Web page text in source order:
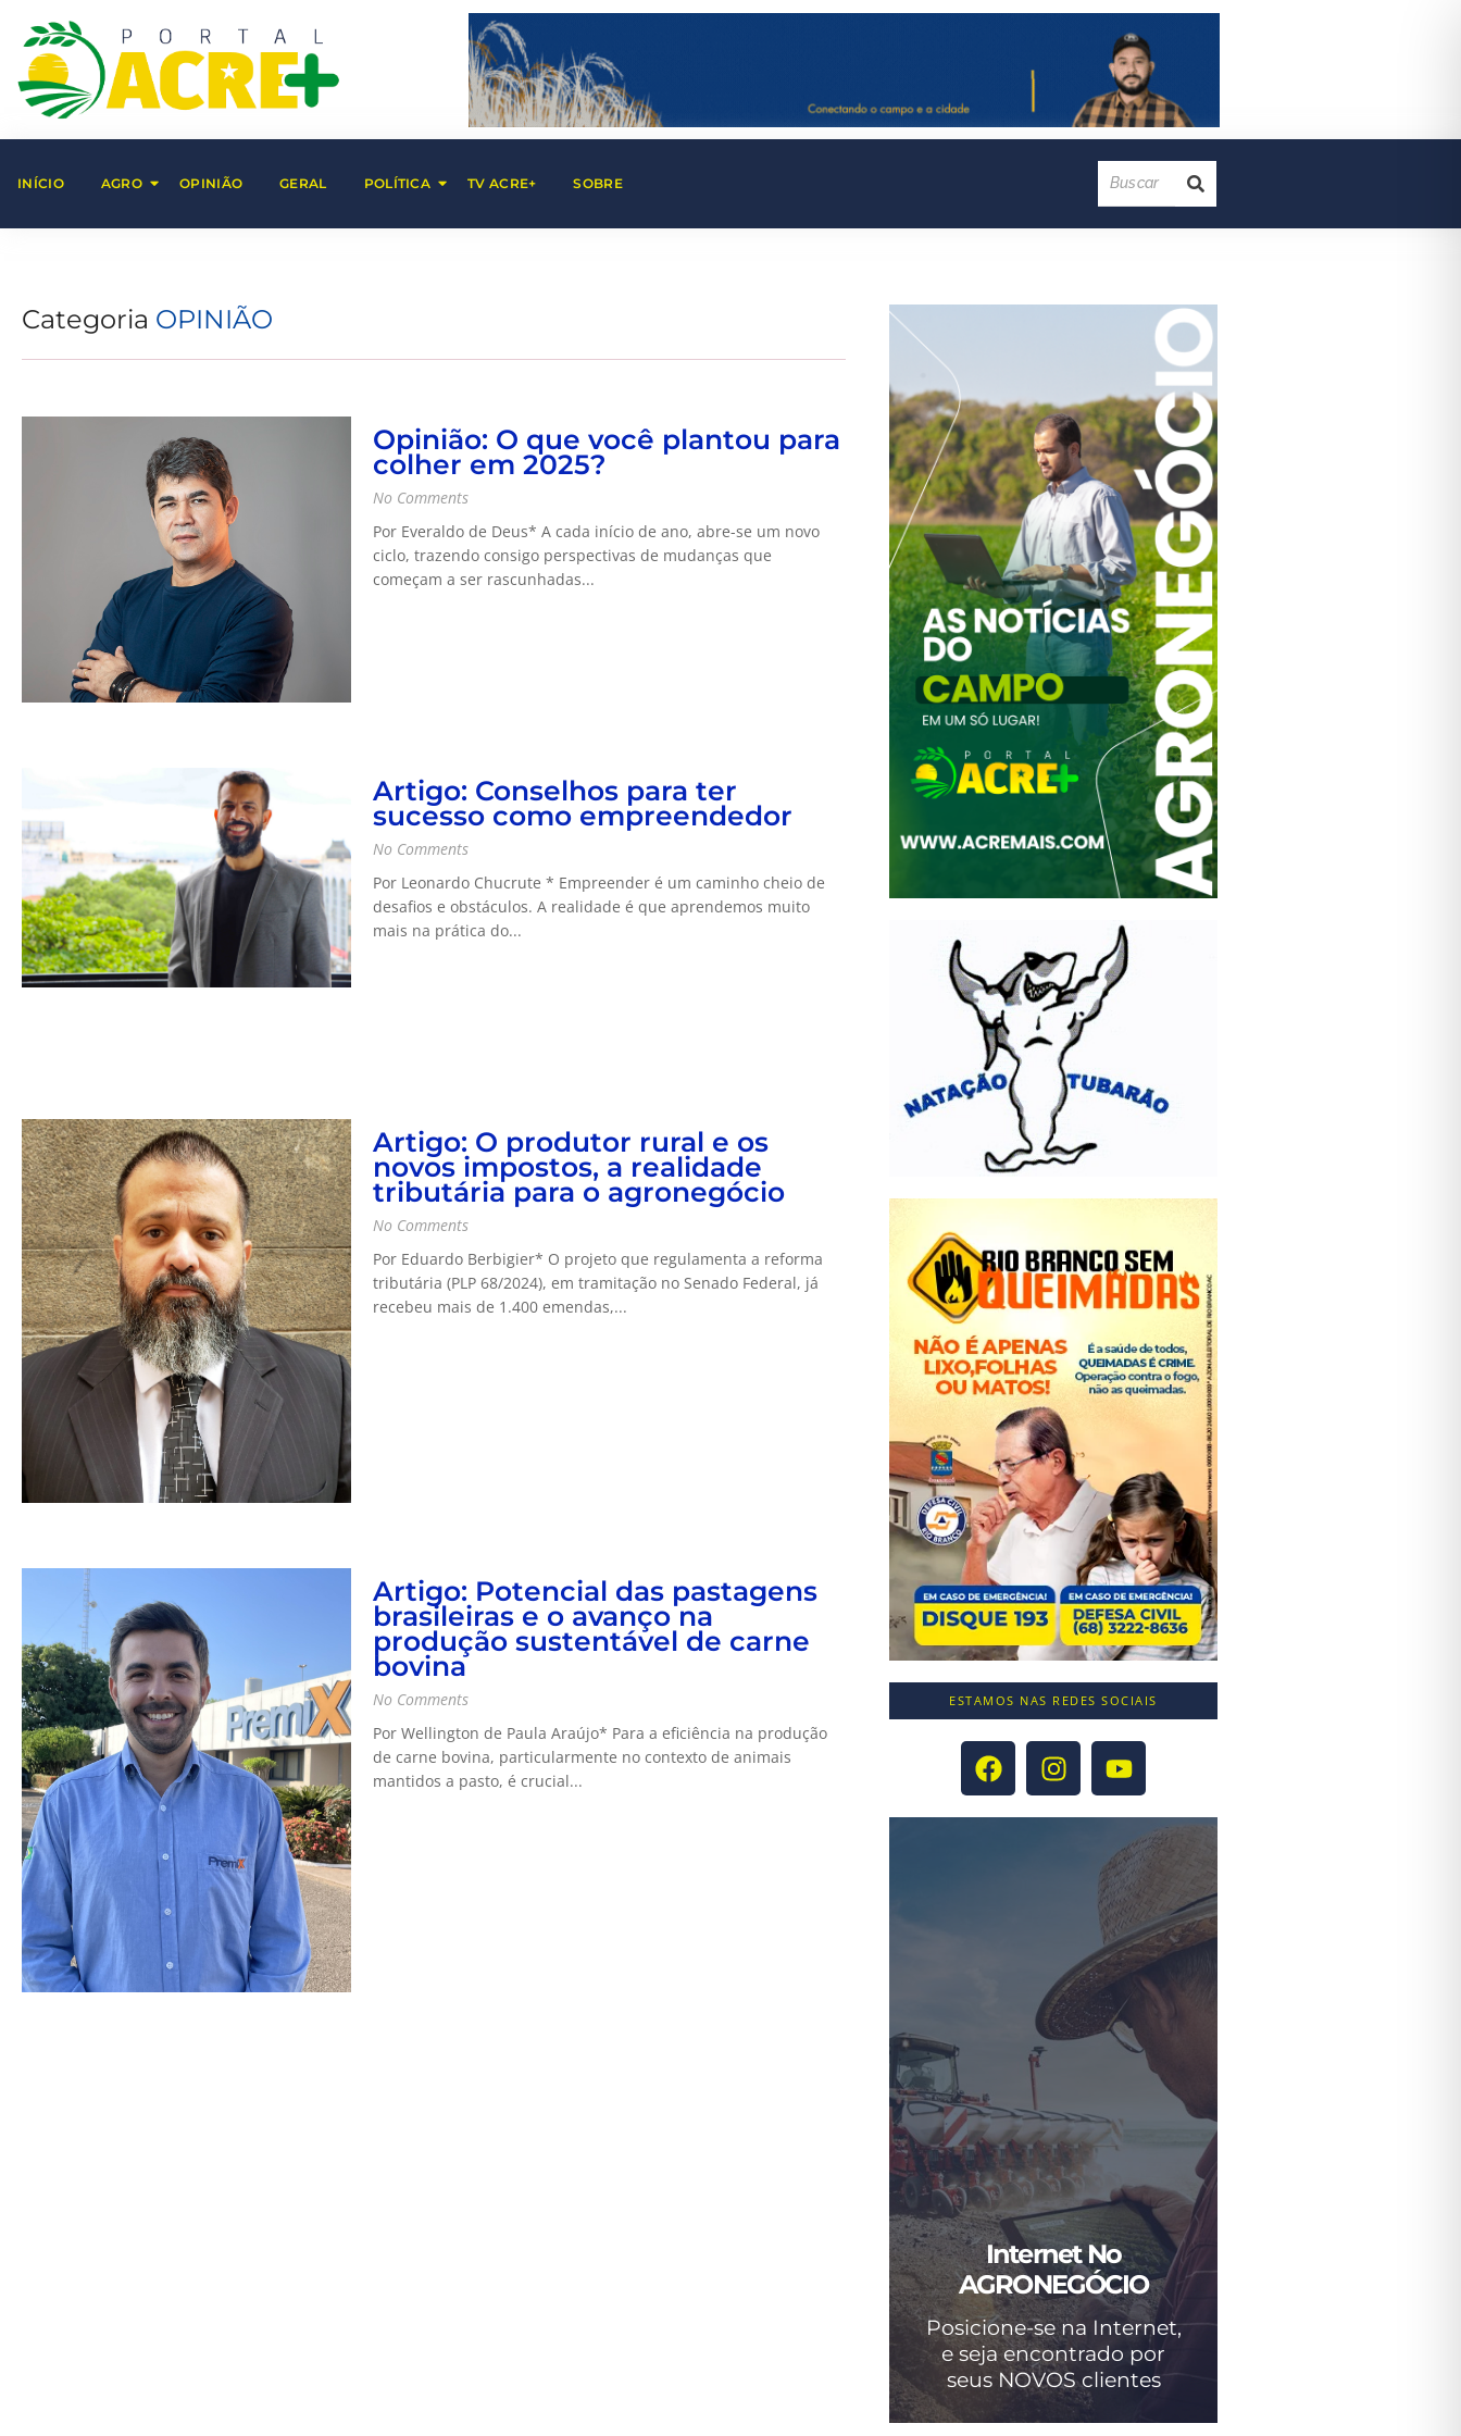
INÍCIO AGRO OPINIÃO GERAL POLÍTICA TV ACRE+ SOBRE
Categoria OPINIÃO
Opinião: O que você plantou para
colher em 2025?
No Comments
Por Everaldo de Deus* A cada início de ano, abre-se um novo
ciclo, trazendo consigo perspectivas de mudanças que
começam a ser rascunhadas...
Artigo: Conselhos para ter
sucesso como empreendedor
No Comments
Por Leonardo Chucrute * Empreender é um caminho cheio de
desafios e obstáculos. A realidade é que aprendemos muito
mais na prática do...
Artigo: O produtor rural e os
novos impostos, a realidade
tributária para o agronegócio
No Comments
Por Eduardo Berbigier* O projeto que regulamenta a reforma
tributária (PLP 68/2024), em tramitação no Senado Federal, já
recebeu mais de 1.400 emendas,...
Artigo: Potencial das pastagens
brasileiras e o avanço na
produção sustentável de carne
bovina
No Comments
Por Wellington de Paula Araújo* Para a eficiência na produção
de carne bovina, particularmente no contexto de animais
mantidos a pasto, é crucial...
ESTAMOS NAS REDES SOCIAIS
Internet No
AGRONEGÓCIO
Posicione-se na Internet,
e seja encontrado por
seus NOVOS clientes